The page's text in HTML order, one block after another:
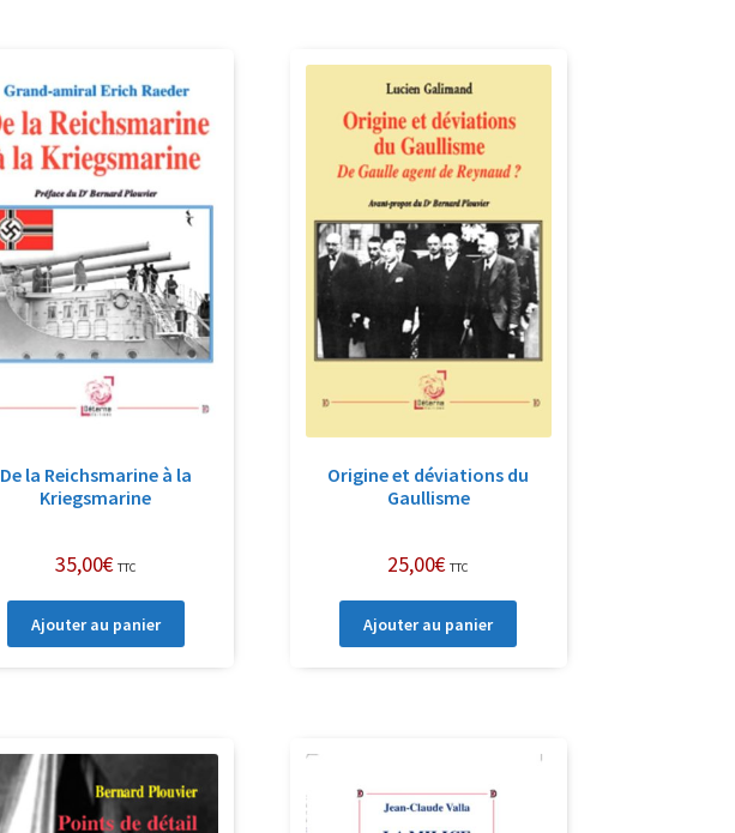
De la Reichsmarine à la
Kriegsmarine
35,00€ TTC
Ajouter au panier
Origine et déviations du
Gaullisme
25,00€ TTC
Ajouter au panier